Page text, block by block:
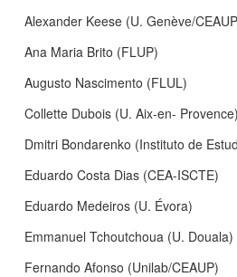
Alexander Keese (U. Genève/
Ana Maria Brito (FLUP)
Augusto Nascimento (FLUL)
Collette Dubois (U. Aix-en- Provence)
Dmitri Bondarenko (Instituto de
Eduardo Costa Dias (CEA-ISCTE)
Eduardo Medeiros (U. Évora)
Emmanuel Tchoutchoua (U. Douala)
Fernando Afonso (Unilab/CEAUP)